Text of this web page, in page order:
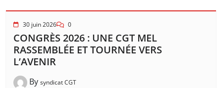
30 juin 2026 0
CONGRÈS 2026 : UNE CGT MEL
RASSEMBLÉE ET TOURNÉE VERS
L’AVENIR
By syndicat CGT